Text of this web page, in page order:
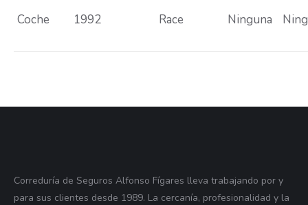
Coche 1992 Race Ninguna
Correduría de Seguros Alfonso Fígares lleva trabajando por y
para sus clientes desde 1989. La cercanía, profesionalidad y la